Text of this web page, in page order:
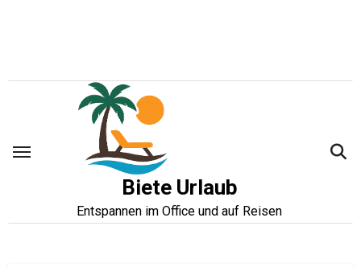
Biete Urlaub
Entspannen im Office und auf Reisen